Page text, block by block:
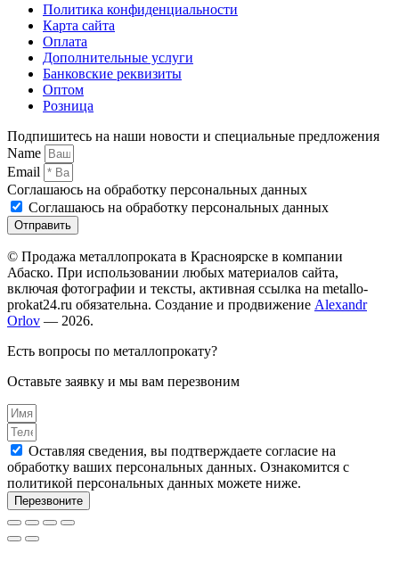
Политика конфиденциальности
Карта сайта
Оплата
Дополнительные услуги
Банковские реквизиты
Оптом
Розница
Подпишитесь на наши новости и специальные предложения
Name
Email
Соглашаюсь на обработку персональных данных
Соглашаюсь на обработку персональных данных
Отправить
© Продажа металлопроката в Красноярске в компании
Абаско. При использовании любых материалов сайта,
включая фотографии и тексты, активная ссылка на metallo-
prokat24.ru обязательна. Создание и продвижение Alexandr
Orlov — 2026.
Есть вопросы по металлопрокату?
Оставьте заявку и мы вам перезвоним
Оставляя сведения, вы подтверждаете согласие на
обработку ваших персональных данных. Ознакомится с
политикой персональных данных можете ниже.
Перезвоните